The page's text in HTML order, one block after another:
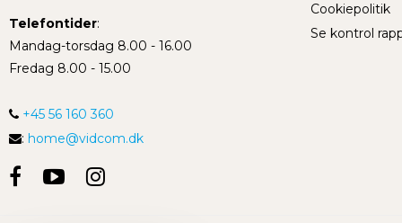
Telefontider:
Mandag-torsdag 8.00 - 16.00
Fredag 8.00 - 15.00
+45 56 160 360
: home@vidcom.dk
Cookiepolitik
Se kontrol